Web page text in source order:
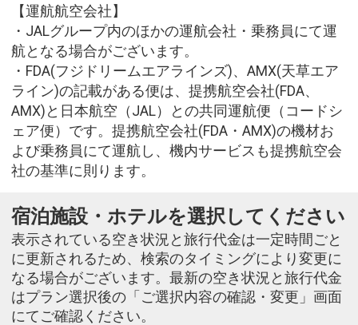
【運航航空会社】
・JALグループ内のほかの運航会社・乗務員にて運
航となる場合がございます。
・FDA(フジドリームエアラインズ)、AMX(天草エア
ライン)の記載がある便は、提携航空会社(FDA、
AMX)と日本航空（JAL）との共同運航便（コードシ
ェア便）です。提携航空会社(FDA・AMX)の機材お
よび乗務員にて運航し、機内サービスも提携航空会
社の基準に則ります。
宿泊施設・ホテルを選択してください
表示されている空き状況と旅行代金は一定時間ごと
に更新されるため、検索のタイミングにより変更に
なる場合がございます。最新の空き状況と旅行代金
はプラン選択後の「ご選択内容の確認・変更」画面
にてご確認ください。